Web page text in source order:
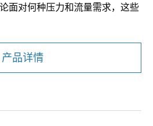
面对何种压力和流量需求，这些
产品详情